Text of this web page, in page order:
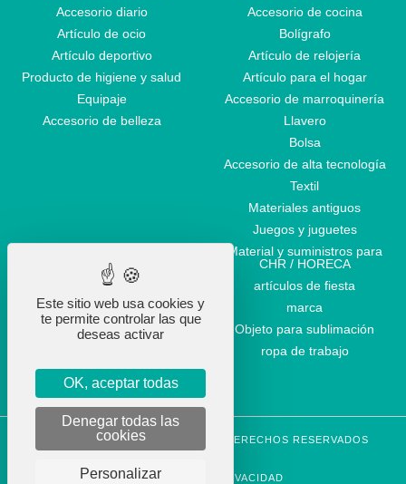
Accesorio diario
Artículo de ocio
Artículo deportivo
Producto de higiene y salud
Equipaje
Accesorio de belleza
Accesorio de cocina
Bolígrafo
Artículo de relojería
Artículo para el hogar
Accesorio de marroquinería
Llavero
Bolsa
Accesorio de alta tecnología
Textil
Materiales antiguos
Juegos y juguetes
Material y suministros para
CHR / HORECA
artículos de fiesta
marca
Objeto para sublimación
ropa de trabajo
STOCKETIK © 2023 - TODOS LOS DERECHOS RESERVADOS
POLÍTICA DE PRIVACIDAD
Este sitio web usa cookies y
te permite controlar las que
deseas activar
OK, aceptar todas
Denegar todas las
cookies
Personalizar